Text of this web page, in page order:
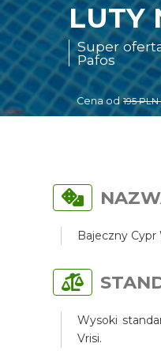
LUTY
Super
Pafos
Cena od 195
Bajeczny Cypr
Wysoki
Vrisi.